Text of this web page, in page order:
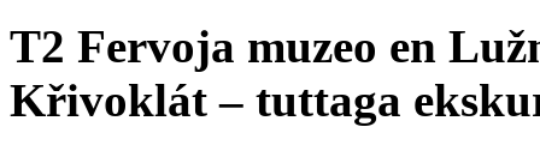
T2 Fervoja muzeo en
Křivoklát – tuttaga